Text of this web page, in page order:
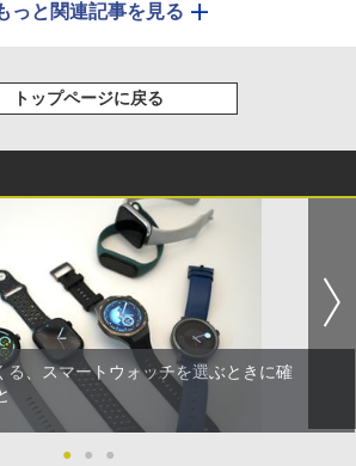
っと関連記事を見る
トップページに戻る
る、スマートウォッチを選ぶときに確
● ● ●